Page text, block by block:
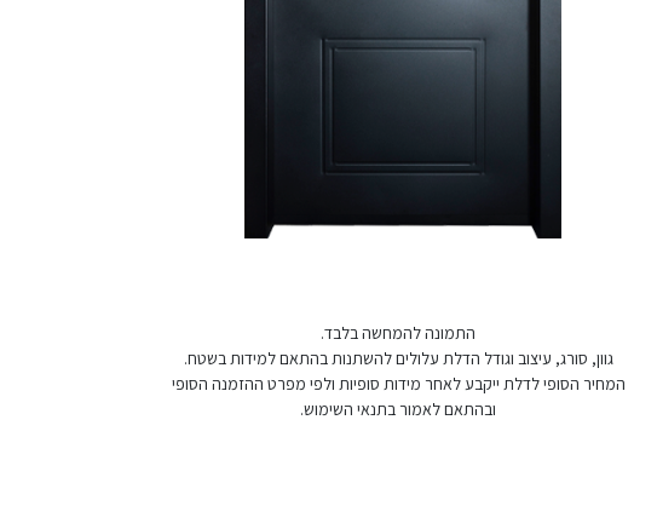
התמונה להמחשה בלבד.
גוון, סורג, עיצוב וגודל הדלת עלולים להשתנות בהתאם למידות בשטח.
המחיר הסופי לדלת ייקבע לאחר מידות סופיות ולפי מפרט ההזמנה הסופי
ובהתאם לאמור בתנאי השימוש.